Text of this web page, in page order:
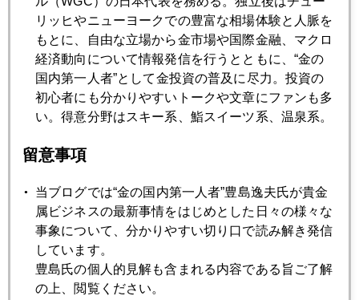
金の５月売り 早くも終息へ
2013年04月25日
株式・商品市場に波及するサイバー戦争
2013年04月24日
ゴールドマンサックス金売り推奨撤回
2013年04月23日
北朝鮮有事は買い ロジャーズ氏
2013年04月22日
リッヒやニューヨークでの豊富な相場体験と人脈を
もとに、自由な立場から金市場や国際金融、マクロ
経済動向について情報発信を行うとともに、“金の
国内第一人者”として金投資の普及に尽力。投資の
初心者にも分かりやすいトークや文章にファンも多
い。得意分野はスキー系、鮨スイーツ系、温泉系。
留意事項
当ブログでは“金の国内第一人者”豊島逸夫氏が貴金
属ビジネスの最新事情をはじめとした日々の様々な
事象について、分かりやすい切り口で読み解き発信
しています。
豊島氏の個人的見解も含まれる内容である旨ご了解
の上、閲覧ください。